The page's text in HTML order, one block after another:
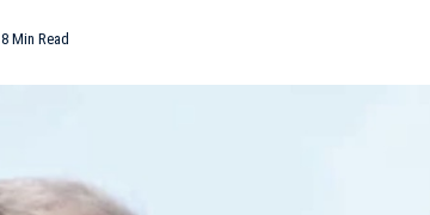
8 Min Read